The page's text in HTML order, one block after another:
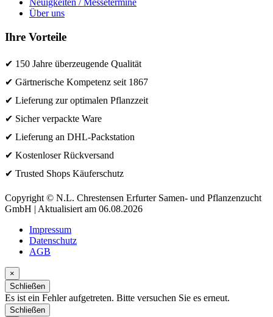
Über uns
Ihre Vorteile
✔ 150 Jahre überzeugende Qualität
✔ Gärtnerische Kompetenz seit 1867
✔ Lieferung zur optimalen Pflanzzeit
✔ Sicher verpackte Ware
✔ Lieferung an DHL-Packstation
✔ Kostenloser Rückversand
✔ Trusted Shops Käuferschutz
Copyright © N.L. Chrestensen Erfurter Samen- und Pflanzenzucht
GmbH | Aktualisiert am 06.08.2026
Impressum
Datenschutz
AGB
×
Schließen
Es ist ein Fehler aufgetreten. Bitte versuchen Sie es erneut.
Schließen